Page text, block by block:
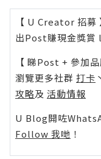
【 U Creator 招募
出Post賺現金獎賞 l
【 睇Post + 參加品
瀏覽更多社群 打卡
攻略及 活動情報
U Blog開咗
Follow 我哋 ！